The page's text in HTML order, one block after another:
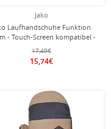
Jako
Laufhandschuhe Funktion
- Touch-Screen kompatibel -
schwarz - 1 Paar
17,49€
15,74€